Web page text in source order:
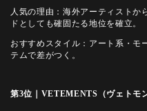
人気の理由：海外アーティストか
ドとしても確固たる地位を確立。
おすすめスタイル：アート系・モ
テムで差がつく。
第3位｜VETEMENTS（ヴェトモ